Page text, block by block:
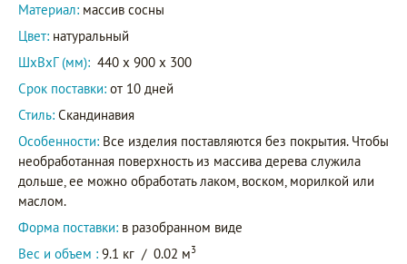
Материал: массив сосны
Цвет: натуральный
ШxВxГ (мм): 440 x 900 x 300
Срок поставки: от 10 дней
Стиль: Скандинавия
Особенности: Все изделия поставляются без покрытия. Чтобы
необработанная поверхность из массива дерева служила
дольше, ее можно обработать лаком, воском, морилкой или
маслом.
Форма поставки: в разобранном виде
Вес и объем : 9.1 кг / 0.02 м3